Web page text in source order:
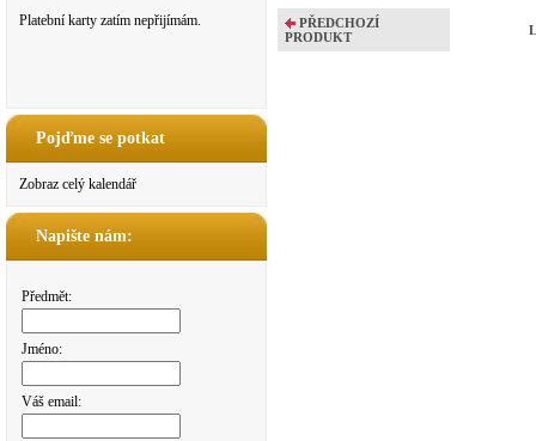
Platební karty zatím nepřijímám.
Pojďme se potkat
Zobraz celý kalendář
Napište nám:
Předmět:
Jméno:
Váš email:
PŘEDCHOZÍ
PRODUKT